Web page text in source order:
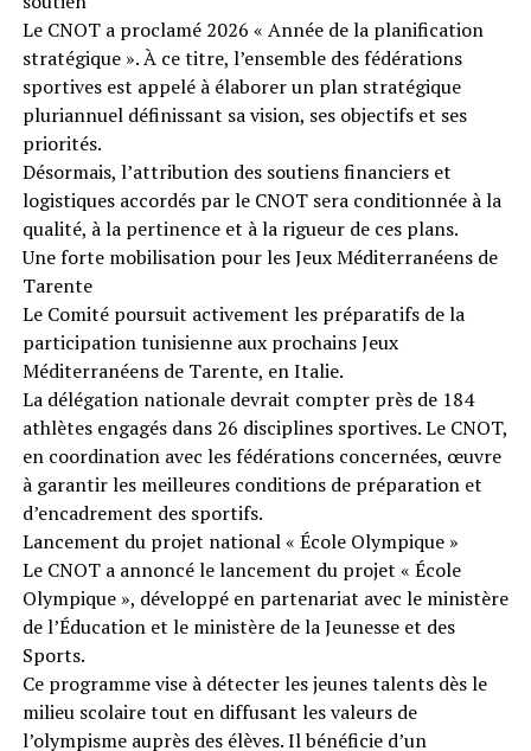
Le CNOT a proclamé 2026 « Année de la planification
stratégique ». À ce titre, l’ensemble des fédérations
sportives est appelé à élaborer un plan stratégique
pluriannuel définissant sa vision, ses objectifs et ses
priorités.
Désormais, l’attribution des soutiens financiers et
logistiques accordés par le CNOT sera conditionnée à la
qualité, à la pertinence et à la rigueur de ces plans.
Une forte mobilisation pour les Jeux Méditerranéens de
Tarente
Le Comité poursuit activement les préparatifs de la
participation tunisienne aux prochains Jeux
Méditerranéens de Tarente, en Italie.
La délégation nationale devrait compter près de 184
athlètes engagés dans 26 disciplines sportives. Le CNOT,
en coordination avec les fédérations concernées, œuvre
à garantir les meilleures conditions de préparation et
d’encadrement des sportifs.
Lancement du projet national « École Olympique »
Le CNOT a annoncé le lancement du projet « École
Olympique », développé en partenariat avec le ministère
de l’Éducation et le ministère de la Jeunesse et des
Sports.
Ce programme vise à détecter les jeunes talents dès le
milieu scolaire tout en diffusant les valeurs de
l’olympisme auprès des élèves. Il bénéficie d’un